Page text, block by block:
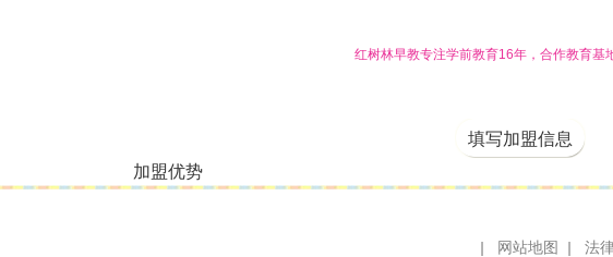
红树林早教专注学前教育16年，合作教育基
填写加盟信息
加盟优势
| 网站地图 | 法